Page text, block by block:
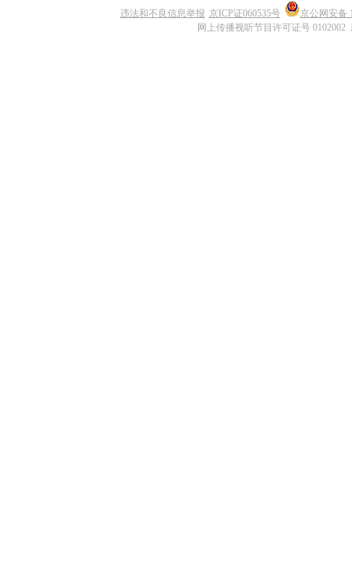
违法和不良信息举报 京ICP证060535号
京公网安备
网上传播视听节目许可证号 0102002